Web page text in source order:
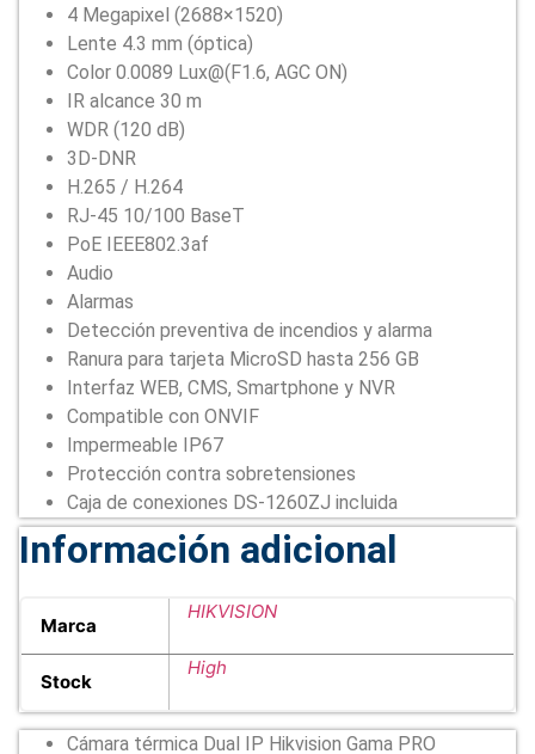
4 Megapixel (2688×1520)
Lente 4.3 mm (óptica)
Color 0.0089 Lux@(F1.6, AGC ON)
IR alcance 30 m
WDR (120 dB)
3D-DNR
H.265 / H.264
RJ-45 10/100 BaseT
PoE IEEE802.3af
Audio
Alarmas
Detección preventiva de incendios y alarma
Ranura para tarjeta MicroSD hasta 256 GB
Interfaz WEB, CMS, Smartphone y NVR
Compatible con ONVIF
Impermeable IP67
Protección contra sobretensiones
Caja de conexiones DS-1260ZJ incluida
Información adicional
Marca
HIKVISION
Stock
High
Cámara térmica Dual IP Hikvision Gama PRO